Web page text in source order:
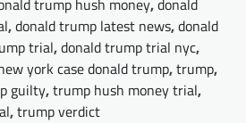
trump hush money,donald
,donald trump latest news,donald
trial,donald trump trial nyc,
york case donald trump,trump,
guilty,trump hush money trial,
,trump verdict